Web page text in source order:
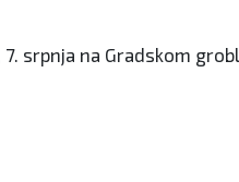
srpnja na Gradskom